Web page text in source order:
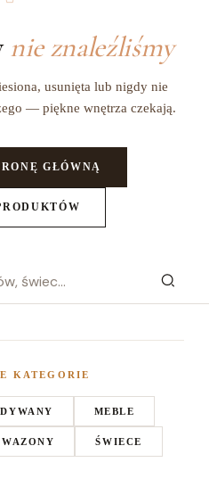
nie znaleźliśmy
usunięta lub nigdy nie
— piękne wnętrza czekają.
GŁÓWNĄ
KATEGORIE
DYWANY MEBLE
WAZONY ŚWIECE